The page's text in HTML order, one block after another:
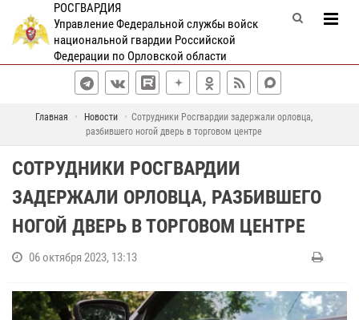
РОСГВАРДИЯ
Управление Федеральной службы войск
национальной гвардии Российской
Федерации по Орловской области
Главная Новости
Сотрудники Росгвардии задержали орловца,
разбившего ногой дверь в торговом центре
СОТРУДНИКИ РОСГВАРДИИ
ЗАДЕРЖАЛИ ОРЛОВЦА, РАЗБИВШЕГО
НОГОЙ ДВЕРЬ В ТОРГОВОМ ЦЕНТРЕ
06 октября 2023, 13:13